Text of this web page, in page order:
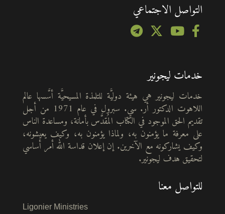
التواصل الاجتماعي
خدمات ليجونير
خدمات ليجونير هي هيئة دوليَّة للتلمذة المسيحيَّة أسَّسها عالم
اللاهوت الدكتور أر. سي. سبرول في عام 1971 من أجل
تقديم الحق الموجود في الكتاب المُقدَّس بأمانة، ومساعدة الناس
على معرفة ما يؤمنون به، ولماذا يؤمنون به، وكيف يعيشونه،
وكيف يشاركونه مع الآخرين. إن إعلان قداسة الله أمر أساسي
لتحقيق هدف ليجونير.
للتواصل معنا
Ligonier Ministries